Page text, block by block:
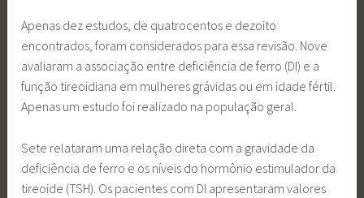
Apenas dez estudos, de quatrocentos e dezoito
encontrados, foram considerados para essa revisão. Nove
avaliaram a associação entre deficiência de ferro (DI) e a
função tireoidiana em mulheres grávidas ou em idade fértil.
Apenas um estudo foi realizado na população geral.
Sete relataram uma relação direta com a gravidade da
deficiência de ferro e os níveis do hormônio estimulador da
tireoide (TSH). Os pacientes com DI apresentaram valores